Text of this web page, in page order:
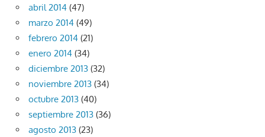
abril 2014 (47)
marzo 2014 (49)
febrero 2014 (21)
enero 2014 (34)
diciembre 2013 (32)
noviembre 2013 (34)
octubre 2013 (40)
septiembre 2013 (36)
agosto 2013 (23)